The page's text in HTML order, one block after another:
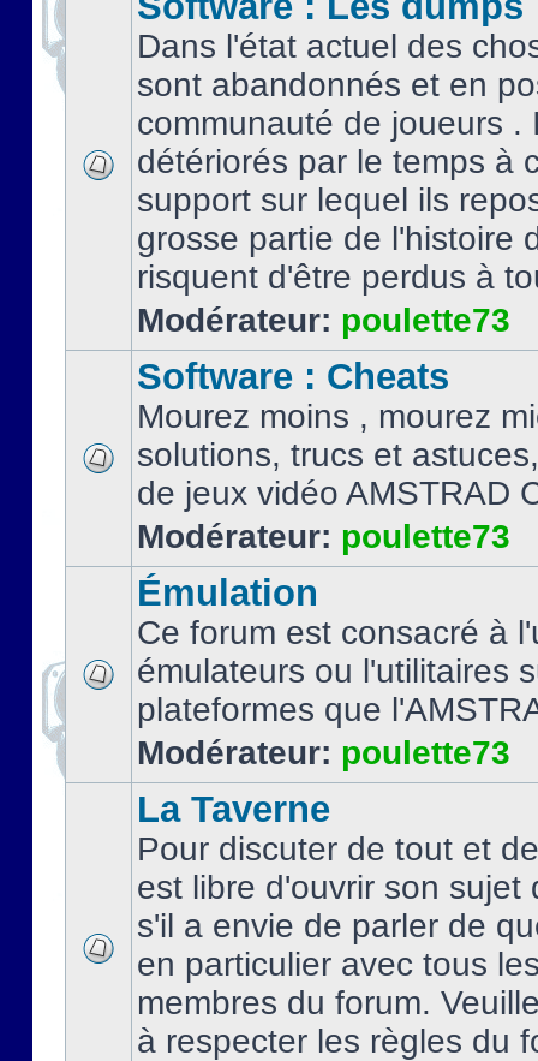
Dans l'état actuel des
sont abandonnés et en
communauté de joueurs .
détériorés par le temps à
support sur lequel ils
grosse partie de l'histoire
risquent d'être perdus à
Modérateur: poulette73
Software : Cheats
Mourez moins , mourez
solutions, trucs et
de jeux vidéo AMSTRAD
Modérateur: poulette73
Émulation
Ce forum est consacré à
émulateurs ou l'utilitaires
plateformes que
Modérateur: poulette73
La Taverne
Pour discuter de tout et
est libre d'ouvrir son sujet
s'il a envie de parler de
en particulier avec tous
membres du forum.
à respecter les règles du